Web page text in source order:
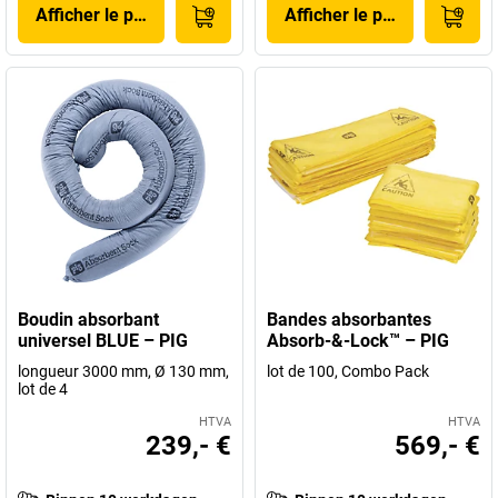
Afficher le produit Afficher le produit
Boudin absorbant
universel BLUE – PIG
longueur 3000 mm, Ø 130 mm,
lot de 4
HTVA
239,- €
Bandes absorbantes
Absorb-&-Lock™ – PIG
lot de 100, Combo Pack
HTVA
569,- €